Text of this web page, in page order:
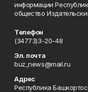
информации
общество
Телефон
(34773)3-20-48
Эл. почта
buz_news@mail.ru
Адрес
Республика